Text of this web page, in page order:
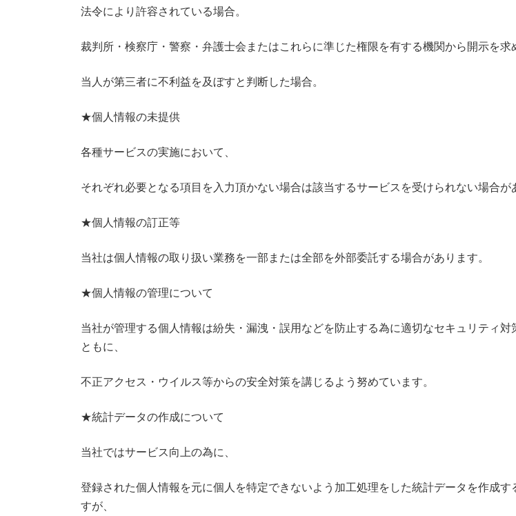
法令により許容されている場合。
裁判所・検察庁・警察・弁護士会またはこれらに準じた権限を有する機関から開示を求
当人が第三者に不利益を及ぼすと判断した場合。
★個人情報の未提供
各種サービスの実施において、
それぞれ必要となる項目を入力頂かない場合は該当するサービスを受けられない場合が
★個人情報の訂正等
当社は個人情報の取り扱い業務を一部または全部を外部委託する場合があります。
★個人情報の管理について
当社が管理する個人情報は紛失・漏洩・誤用などを防止する為に適切なセキュリティ対
ともに、
不正アクセス・ウイルス等からの安全対策を講じるよう努めています。
★統計データの作成について
当社ではサービス向上の為に、
登録された個人情報を元に個人を特定できないよう加工処理をした統計データを作成す
すが、